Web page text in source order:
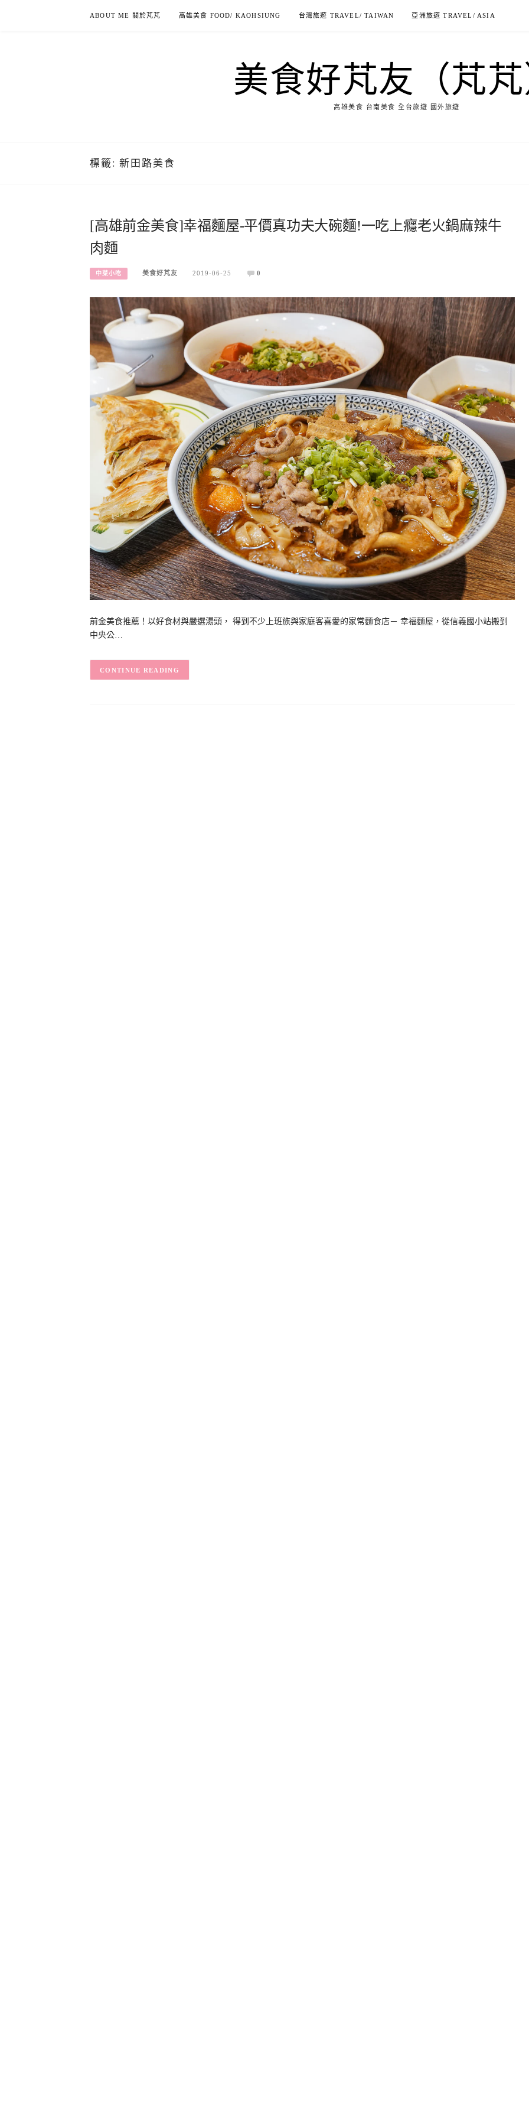
ABOUT ME 關於芃芃 高雄美食 FOOD/ KAOHSIUNG 台灣旅遊 TRAVEL/ TAIWAN 亞洲旅遊 TRAVEL/ ASIA
美食好芃友（芃芃
高雄美食 台南美食 全台旅遊 國外旅遊
標籤: 新田路美食
[高雄前金美食]幸福麵屋-平價真功夫大碗麵!一吃上癮老火鍋麻辣牛
肉麵
中菜小吃 美食好芃友 2019-06-25 0
前金美食推薦！以好食材與嚴選湯頭， 得到不少上班族與家庭客喜愛的家常麵食店－ 幸福麵屋，從信義國小站搬到
中央公…
CONTINUE READING